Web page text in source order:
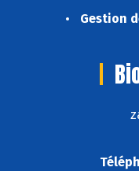
Gestion